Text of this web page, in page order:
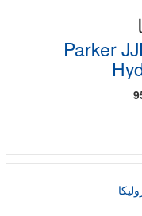
Parker